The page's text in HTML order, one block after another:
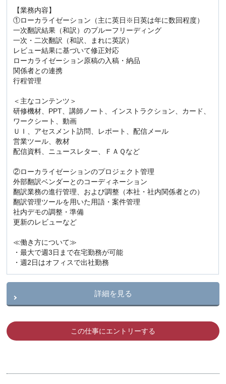
【業務内容】
①ローカライゼーション（主に英日※日英は年に数回程度）
一次翻訳結果（和訳）のプルーフリーディング
一次・二次翻訳（和訳、まれに英訳）
レビュー結果に基づいて修正対応
ローカライゼーション原稿の入稿・納品
関係者との連携
行程管理
＜主なコンテンツ＞
研修機材、PPT、講師ノート、インストラクション、カード、
ワークシート、動画
ＵＩ、アセスメント訪問、レポート、配信メール
営業ツール、教材
配信資料、ニュースレター、ＦＡＱなど
②ローカライゼーションのプロジェクト管理
外部翻訳ベンダーとのコーディネーション
翻訳業務の進行管理、および調整（本社・社内関係者との）
翻訳管理ツールを用いた用語・案件管理
社内デモの調整・準備
更新のレビューなど
≪働き方について≫
・最大で週3日まで在宅勤務が可能
・週2日はオフィスで出社勤務
詳細を見る
この仕事にエントリーする